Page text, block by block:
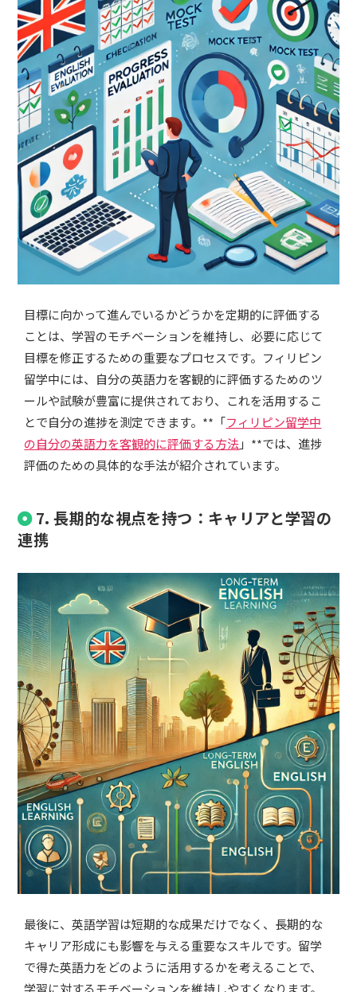
目標に向かって進んでいるかどうかを定期的に評価する
ことは、学習のモチベーションを維持し、必要に応じて
目標を修正するための重要なプロセスです。フィリピン
留学中には、自分の英語力を客観的に評価するためのツ
ールや試験が豊富に提供されており、これを活用するこ
とで自分の進捗を測定できます。**「フィリピン留学中
の自分の英語力を客観的に評価する方法」**では、進捗
評価のための具体的な手法が紹介されています。
7. 長期的な視点を持つ：キャリアと学習の
連携
最後に、英語学習は短期的な成果だけでなく、長期的な
キャリア形成にも影響を与える重要なスキルです。留学
で得た英語力をどのように活用するかを考えることで、
学習に対するモチベーションを維持しやすくなります。